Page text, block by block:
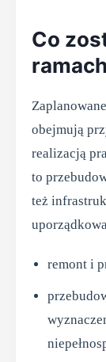
Co
obejmują
realizacją
to
też
remont i